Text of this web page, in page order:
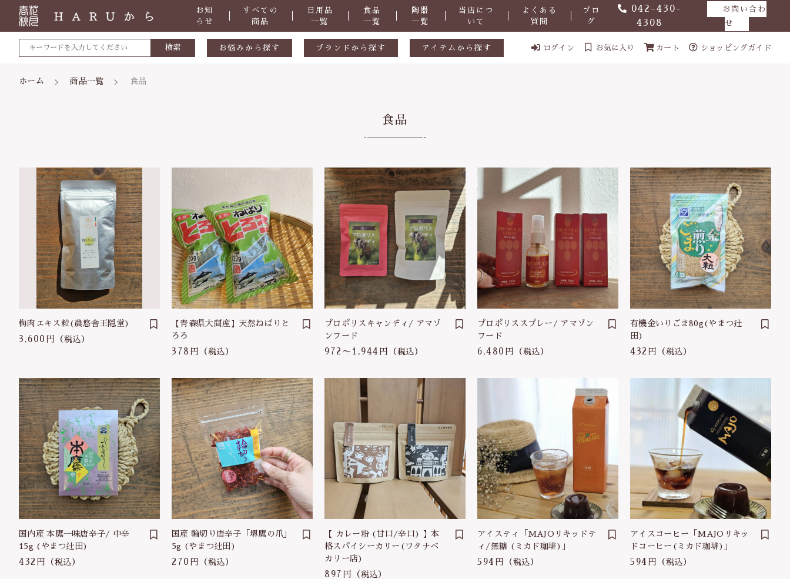
お知
らせ
すべての
商品
日用品
一覧
食品
一覧
陶器
一覧
当店につ
いて
よくある
質問
ブロ
グ
042-430-
4308
お問い合わ
せ
検索 お悩みから探す
便秘
虫刺され・防虫
ケガ・炎症など
体のダルさ
ブランドから探す アイテムから探す
洗剤
化粧品
抗菌
ヒバ用品
歯ブラシ・歯磨き粉
タオル
調味料
塩
お茶・コーヒー
ご飯のお供
おやつ
ログイン お気に入り カート ショッピングガイド
ホーム 商品一覧 食品
食品
梅肉エキス粒(農悠舎王隠堂)
3,600円 （税込）
【青森県大間産】天然ねばりと
ろろ
378円 （税込）
プロポリスキャンディ/ アマゾ
ンフード
972〜1,944円 （税込）
プロポリススプレー/ アマゾン
フード
6,480円 （税込）
有機金いりごま80g(やまつ辻
田)
432円 （税込）
国内産 本鷹一味唐辛子/ 中辛
15g (やまつ辻田)
432円 （税込）
国産 輪切り唐辛子「堺鷹の爪」
5g (やまつ辻田)
270円 （税込）
【 カレー粉 (甘口/辛口) 】本
格スパイシーカリー(ワタナベ
カリー店)
897円 （税込）
アイスティ「MAJOリキッドテ
ィ/無糖 (ミカド珈琲)」
594円 （税込）
アイスコーヒー「MAJOリキッ
ドコーヒー(ミカド珈琲)」
594円 （税込）
価格帯
～
その他
在庫あり セール
並び順